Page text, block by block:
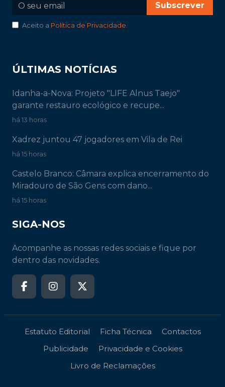
Subscrever
Aceito a Política de Privacidade.
ÚLTIMAS NOTÍCIAS
Idanha-a-Nova: Projeto "LIFE Alnus Taejo"
garante restauro ecológico e recupe...
há 13 horas
Xadrez juntou 47 jogadores em Vila de Rei
há 15 horas
Castelo Branco: Câmara explica encerramento do
Miradouro de São Gens com dano...
há 15 horas
SIGA-NOS
Acompanhe as nossas redes sociais e fique por
dentro das novidades.
Estatuto Editorial Ficha Técnica
Contactos
Publicidade
Privacidade e Cookies
Livro de Reclamações